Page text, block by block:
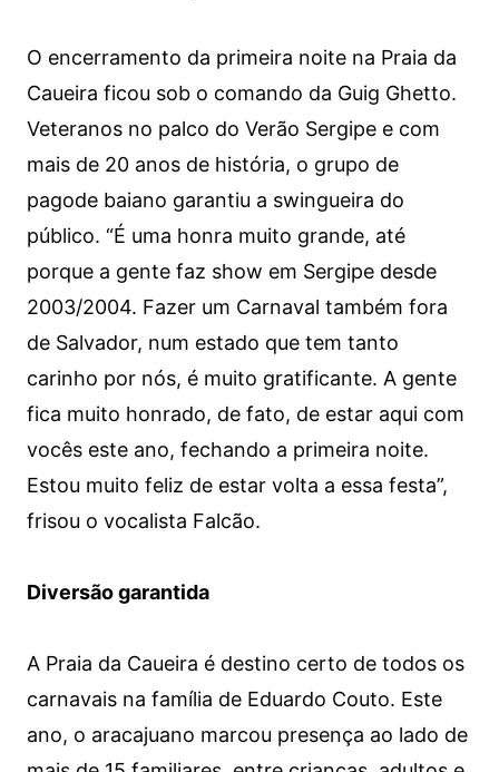
O encerramento da primeira noite na Praia da
Caueira ficou sob o comando da Guig Ghetto.
Veteranos no palco do Verão Sergipe e com
mais de 20 anos de história, o grupo de
pagode baiano garantiu a swingueira do
público. “É uma honra muito grande, até
porque a gente faz show em Sergipe desde
2003/2004. Fazer um Carnaval também fora
de Salvador, num estado que tem tanto
carinho por nós, é muito gratificante. A gente
fica muito honrado, de fato, de estar aqui com
vocês este ano, fechando a primeira noite.
Estou muito feliz de estar volta a essa festa”,
frisou o vocalista Falcão.
Diversão garantida
A Praia da Caueira é destino certo de todos os
carnavais na família de Eduardo Couto. Este
ano, o aracajuano marcou presença ao lado de